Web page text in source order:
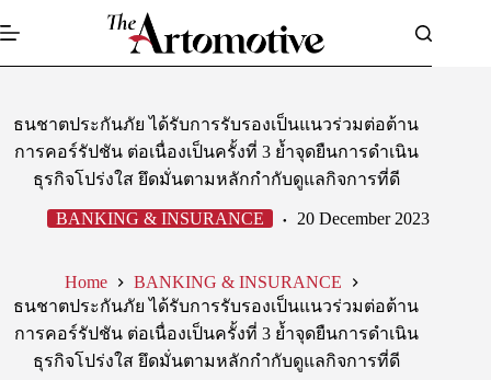
to
ธนชาตประกันภัย ได้รับการรับรองเป็นแนวร่วมต่อต้าน
การคอร์รัปชัน ต่อเนื่องเป็นครั้งที่ 3 ย้ำจุดยืนการดำเนิน
ธุรกิจโปร่งใส ยึดมั่นตามหลักกำกับดูแลกิจการที่ดี
BANKING & INSURANCE 20 December 2023
Home
BANKING & INSURANCE
ธนชาตประกันภัย ได้รับการรับรองเป็นแนวร่วมต่อต้าน
การคอร์รัปชัน ต่อเนื่องเป็นครั้งที่ 3 ย้ำจุดยืนการดำเนิน
ธุรกิจโปร่งใส ยึดมั่นตามหลักกำกับดูแลกิจการที่ดี